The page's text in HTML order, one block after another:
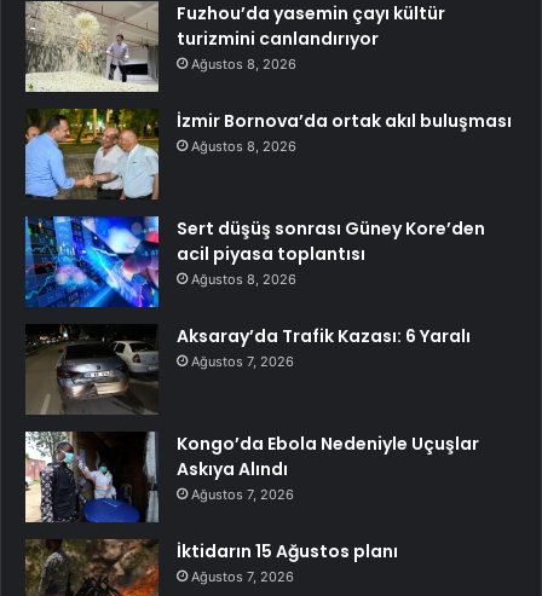
Fuzhou’da yasemin çayı kültür
turizmini canlandırıyor
Ağustos 8, 2026
İzmir Bornova’da ortak akıl buluşması
Ağustos 8, 2026
Sert düşüş sonrası Güney Kore’den
acil piyasa toplantısı
Ağustos 8, 2026
Aksaray’da Trafik Kazası: 6 Yaralı
Ağustos 7, 2026
Kongo’da Ebola Nedeniyle Uçuşlar
Askıya Alındı
Ağustos 7, 2026
İktidarın 15 Ağustos planı
Ağustos 7, 2026